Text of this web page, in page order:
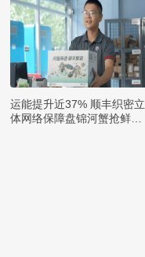
运能提升近37% 顺丰织密立
体网络保障盘锦河蟹抢鲜出